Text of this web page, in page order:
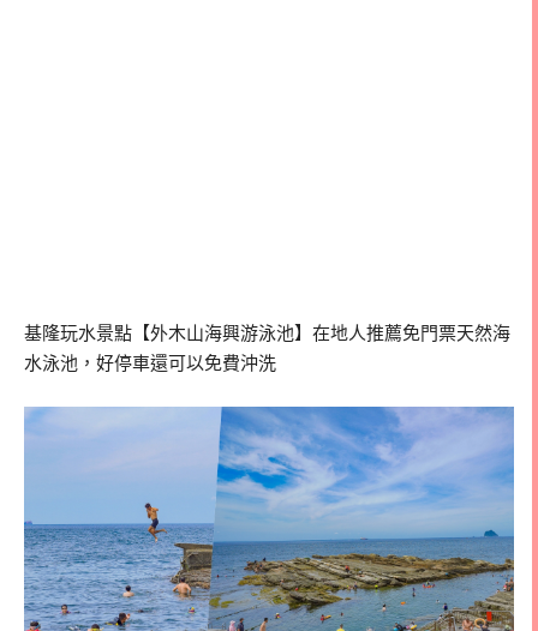
基隆玩水景點【外木山海興游泳池】在地人推薦免門票天然海
水泳池，好停車還可以免費沖洗